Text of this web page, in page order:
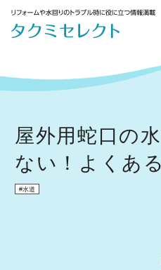
防水
エアコン
屋外用蛇口の
ない！よくあ
水道